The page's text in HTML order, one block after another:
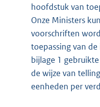
hoofdstuk van
Onze Ministers
voorschriften
toepassing van
bijlage 1
de wijze van
eenheden per